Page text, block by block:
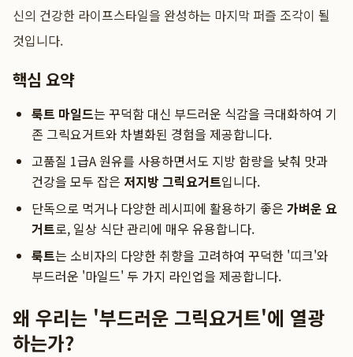
신의 건강한 라이프스타일을 완성하는 마지막 퍼즐 조각이 될
것입니다.
핵심 요약
룩트 마일드는 꾸덕함 대신 부드러운 식감을 극대화하여 기
존 그릭요거트와 차별화된 경험을 제공합니다.
고품질 1급A 원유를 사용하면서도 지방 함량을 낮춰 맛과
건강을 모두 잡은 저지방 그릭요거트입니다.
단독으로 먹거나 다양한 레시피에 활용하기 좋은 가벼운 요
거트로, 일상 식단 관리에 매우 유용합니다.
룩트는 소비자의 다양한 취향을 고려하여 꾸덕한 '띠크'와
부드러운 '마일드' 두 가지 라인업을 제공합니다.
왜 우리는 '부드러운 그릭요거트'에 열광
하는가?